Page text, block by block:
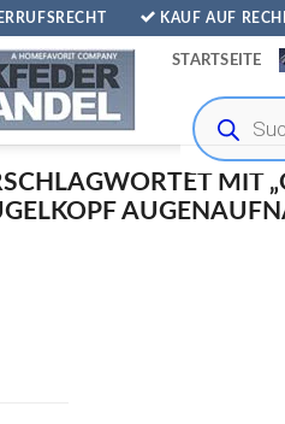
KAUF AUF
STARTSEITE
Products
search
MIT